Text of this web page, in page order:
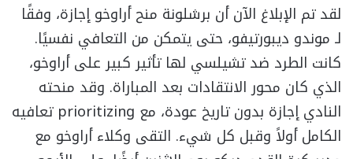
لقد تم الإبلاغ الآن أن برشلونة منح أراوخو إجازة، وفقًا
لـ موندو ديبورتيفو، حتى يتمكن من التعافي نفسيًا.
كانت الطرد ضد تشيلسي لها تأثير كبير على أراوخو،
الذي كان محور الانتقادات بعد المباراة. وقد منحته
النادي إجازة بدون تاريخ عودة، مع prioritizing تعافيه
الكامل أولاً وقبل كل شيء. التقى وكلاء أراوخو مع